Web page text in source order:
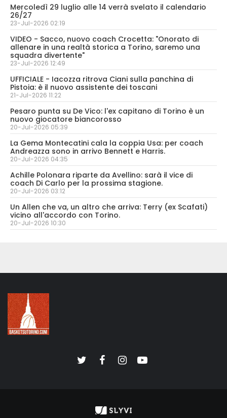
Mercoledì 29 luglio alle 14 verrà svelato il calendario
26/27
23-Jul-2026 02:19
VIDEO - Sacco, nuovo coach Crocetta: "Onorato di
allenare in una realtà storica a Torino, saremo una
squadra divertente"
23-Jul-2026 12:49
UFFICIALE - Iacozza ritrova Ciani sulla panchina di
Pistoia: è il nuovo assistente dei toscani
21-Jul-2026 11:22
Pesaro punta su De Vico: l'ex capitano di Torino è un
nuovo giocatore biancorosso
20-Jul-2026 05:39
La Gema Montecatini cala la coppia Usa: per coach
Andreazza sono in arrivo Bennett e Harris.
20-Jul-2026 04:35
Achille Polonara riparte da Avellino: sarà il vice di
coach Di Carlo per la prossima stagione.
20-Jul-2026 03:12
Un Allen che va, un altro che arriva: Terry (ex Scafati)
vicino all'accordo con Torino.
20-Jul-2026 10:30